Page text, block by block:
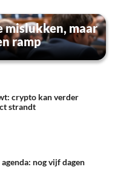
maar
ramp
crypto kan verder
strandt
nog vijf dagen